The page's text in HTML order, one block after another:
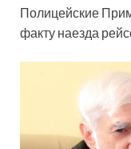
Полицейские
факту наезда